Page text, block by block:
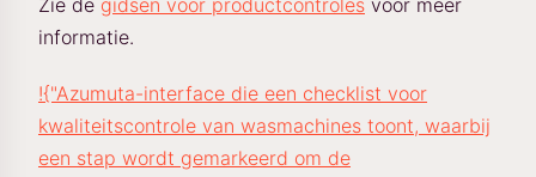
Zie de gidsen voor productcontroles voor meer
informatie.
!{"Azumuta-interface die een checklist voor
kwaliteitscontrole van wasmachines toont, waarbij
een stap wordt gemarkeerd om de